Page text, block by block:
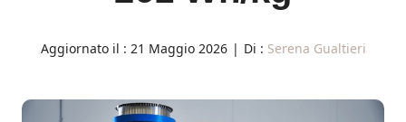
Aggiornato il : 21 Maggio 2026 | Di : Serena Gualtieri